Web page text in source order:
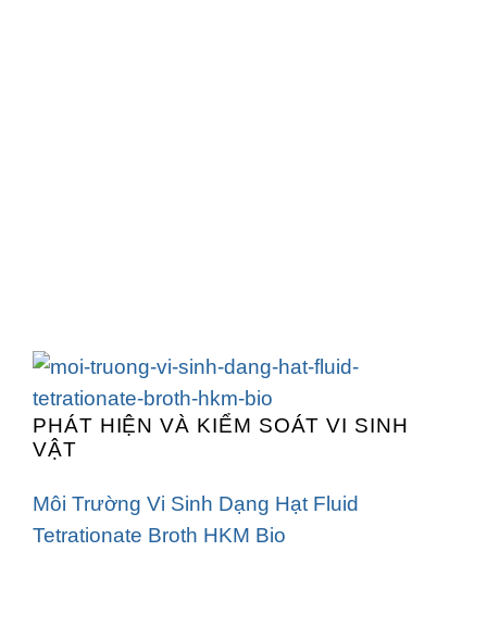
PHÁT HIỆN VÀ KIỂM SOÁT VI SINH
VẬT
Môi Trường Vi Sinh Dạng Hạt Fluid
Tetrationate Broth HKM Bio